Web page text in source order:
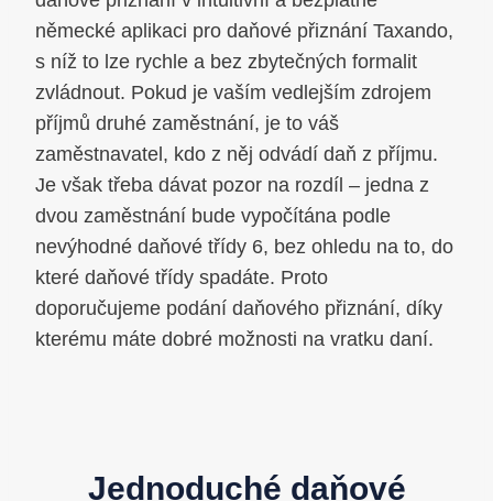
německé aplikaci pro daňové přiznání Taxando,
s níž to lze rychle a bez zbytečných formalit
zvládnout. Pokud je vaším vedlejším zdrojem
příjmů druhé zaměstnání, je to váš
zaměstnavatel, kdo z něj odvádí daň z příjmu.
Je však třeba dávat pozor na rozdíl – jedna z
dvou zaměstnání bude vypočítána podle
nevýhodné daňové třídy 6, bez ohledu na to, do
které daňové třídy spadáte. Proto
doporučujeme podání daňového přiznání, díky
kterému máte dobré možnosti na vratku daní.
Jednoduché daňové